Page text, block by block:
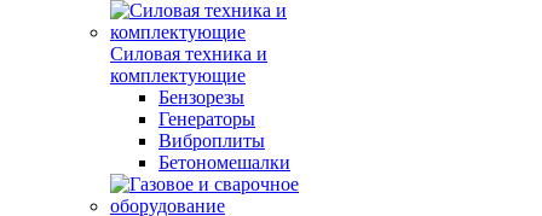
Силовая техника и
комплектующие
Бензорезы
Генераторы
Виброплиты
Бетономешалки